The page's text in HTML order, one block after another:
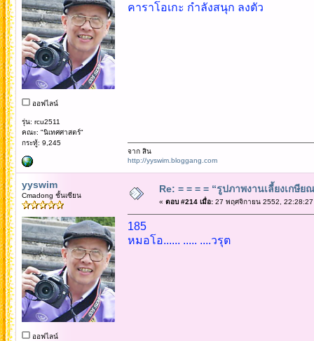
ออฟไลน์
รุ่น: rcu2511
คณะ: "นิเทศศาสตร์"
กระทู้: 9,245
คาราโอเกะ กำลังสนุก ลงตัว
จาก สิน
http://yyswim.bloggang.com
yyswim
Cmadong ชั้นเซียน
ออฟไลน์
Re: = = = = “รูปภาพงานเลี้ยงเกษี
« ตอบ #214 เมื่อ:27 พฤศจิกายน 2552, 22:28:27
185
หมอโอ...... ..... ....วรุต